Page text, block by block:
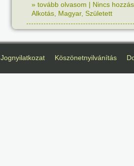
» tovább olvasom | Nincs
Alkotás Magyar, Született
Jognyilatkozat Köszönetnyilvánítás